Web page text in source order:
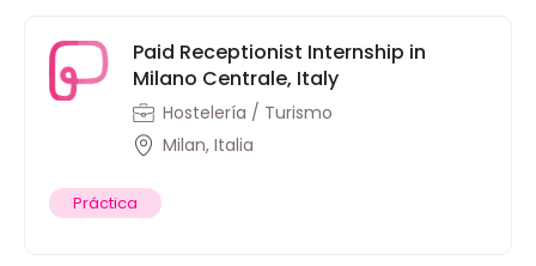
Paid Receptionist Internship in
Milano Centrale, Italy
Hostelería / Turismo
Milan, Italia
Práctica